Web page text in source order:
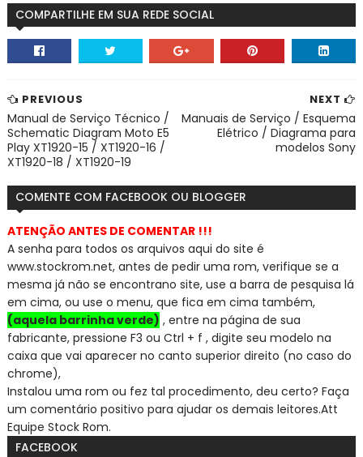
COMPARTILHE EM SUA REDE SOCIAL
NEXT
Manuais de Serviço / Esquema
Elétrico / Diagrama para
modelos Sony
PREVIOUS
Manual de Serviço Técnico /
Schematic Diagram Moto E5
Play XT1920-15 / XT1920-16 /
XT1920-18 / XT1920-19
COMENTE COM FACEBOOK OU BLOGGER
ATENÇÃO ANTES DE COMENTAR !!!
A senha para todos os arquivos aqui do site é
www.stockrom.net, antes de pedir uma rom, verifique se a
mesma já não se encontrano site, use a barra de pesquisa lá
em cima, ou use o menu, que fica em cima também,
(aquela barrinha verde) , entre na página de sua
fabricante, pressione F3 ou Ctrl + f , digite seu modelo na
caixa que vai aparecer no canto superior direito (no caso do
chrome),
Instalou uma rom ou fez tal procedimento, deu certo? Faça
um comentário positivo para ajudar os demais leitores.Att
Equipe Stock Rom.
FACEBOOK